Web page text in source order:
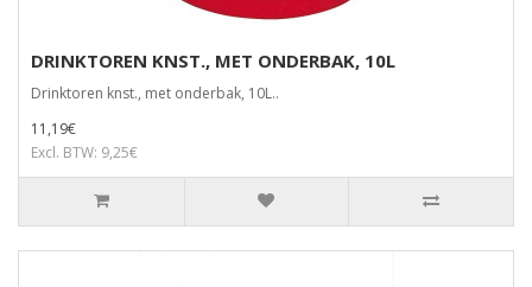
DRINKTOREN KNST., MET ONDERBAK, 10L
Drinktoren knst., met onderbak, 10L..
11,19€
Excl. BTW: 9,25€